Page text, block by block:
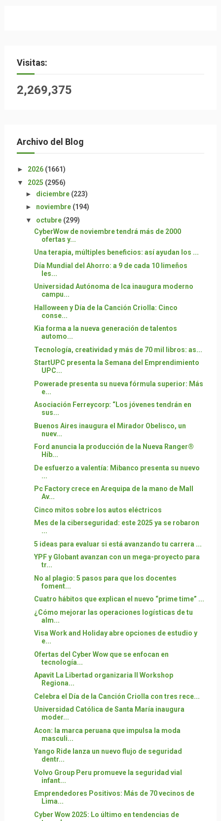
Visitas:
2,269,375
Archivo del Blog
► 2026 (1661)
▼ 2025 (2956)
► diciembre (223)
► noviembre (194)
▼ octubre (299)
CyberWow de noviembre tendrá más de 2000
ofertas y...
Una terapia, múltiples beneficios: así ayudan los ...
Día Mundial del Ahorro: a 9 de cada 10 limeños
les...
Universidad Autónoma de Ica inaugura moderno
campu...
Halloween y Día de la Canción Criolla: Cinco
conse...
Kia forma a la nueva generación de talentos
automo...
Tecnología, creatividad y más de 70 mil libros: as...
StartUPC presenta la Semana del Emprendimiento
UPC...
Powerade presenta su nueva fórmula superior: Más
e...
Asociación Ferreycorp: “Los jóvenes tendrán en
sus...
Buenos Aires inaugura el Mirador Obelisco, un
nuev...
Ford anuncia la producción de la Nueva Ranger®
Híb...
De esfuerzo a valentía: Mibanco presenta su nuevo
...
Pc Factory crece en Arequipa de la mano de Mall
Av...
Cinco mitos sobre los autos eléctricos
Mes de la ciberseguridad: este 2025 ya se robaron
...
5 ideas para evaluar si está avanzando tu carrera ...
YPF y Globant avanzan con un mega-proyecto para
tr...
No al plagio: 5 pasos para que los docentes
foment...
Cuatro hábitos que explican el nuevo “prime time” ...
¿Cómo mejorar las operaciones logísticas de tu
alm...
Visa Work and Holiday abre opciones de estudio y
e...
Ofertas del Cyber Wow que se enfocan en
tecnología...
Apavit La Libertad organizaria II Workshop
Regiona...
Celebra el Día de la Canción Criolla con tres rece...
Universidad Católica de Santa María inaugura
moder...
Acon: la marca peruana que impulsa la moda
masculi...
Yango Ride lanza un nuevo flujo de seguridad
dentr...
Volvo Group Peru promueve la seguridad vial
infant...
Emprendedores Positivos: Más de 70 vecinos de
Lima...
Cyber Wow 2025: Lo último en tendencias de